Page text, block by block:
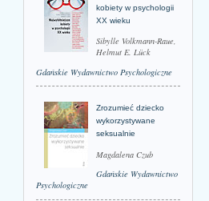
kobiety w psychologii
XX wieku
Sibylle Volkmann-Raue,
Helmut E. Lück
Gdańskie Wydawnictwo Psychologiczne
Zrozumieć dziecko
wykorzystywane
seksualnie
Magdalena Czub
Gdańskie Wydawnictwo
Psychologiczne